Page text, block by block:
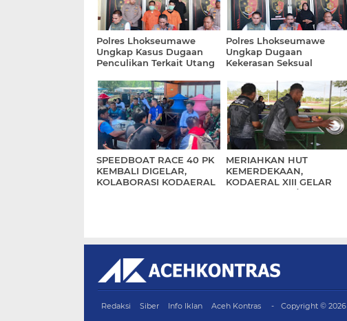
Polres Lhokseumawe
Ungkap Kasus Dugaan
Penculikan Terkait Utang
Pelaku Diamankan
Polres Lhokseumawe
Ungkap Dugaan
Kekerasan Seksual
Komitmen Perlindungan
Korban dan Penegakan
Hukum
SPEEDBOAT RACE 40 PK
KEMBALI DIGELAR,
KOLABORASI KODAERAL
MERIAHKAN HUT
KEMERDEKAAN,
KODAERAL XIII GELAR
PERLOMBAAN/
Redaksi Siber Info Iklan Aceh Kontras Copyright © 2026